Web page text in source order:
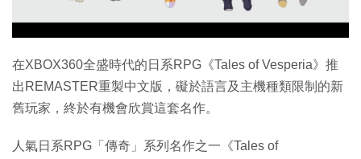
在XBOX360全盛時代的日系RPG《Tales of Vesperia》推
出REMASTER重製中文版，礙於語言及主機種類限制的新
舊玩家，終於有機會欣賞這套名作。
人氣日系RPG「傳奇」系列名作之一《Tales of